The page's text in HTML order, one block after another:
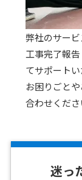
弊社のサー
工事完了報
てサポートい
お困りごと
合わせくださ
迷っ